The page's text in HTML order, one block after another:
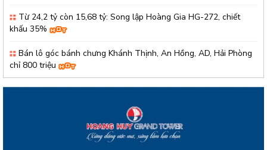
Từ 24,2 tỷ còn 15,68 tỷ: Song lập Hoàng Gia HG-272, chiết
khấu 35%
Bán lô góc bánh chưng Khánh Thịnh, An Hồng, AD, Hải Phòng
chỉ 800 triệu